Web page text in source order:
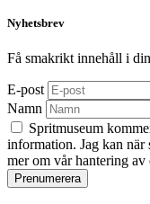
Nyhetsbrev
Få smakrikt innehåll i
E-post
Namn
Spritmuseum
information. Jag kan när
mer om vår hantering